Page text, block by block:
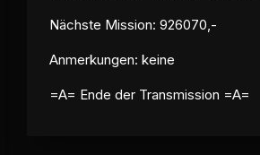
Nächste Mission: 926070,-
Anmerkungen: keine
=A= Ende der Transmission =A=